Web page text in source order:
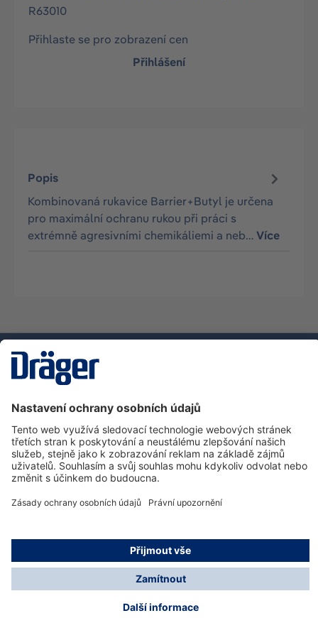
R63010
Přihlaste se pro zobrazení cen
Přihlášení
Popis
Kombinovaná rukavice Barrier+Butyl je určena
pro maximální ochranu rukou při práci s
extrémně agresivními chemikáliemi a neb…Více
Zákaznická infolinka
O společnosti Dräger
Informace
© Dräger Safety s.r.o., 2025
* Všechny ceny bez DPH plus náklady na dopravu a
možné poplatky za doručení, pokud není uvedeno jinak.